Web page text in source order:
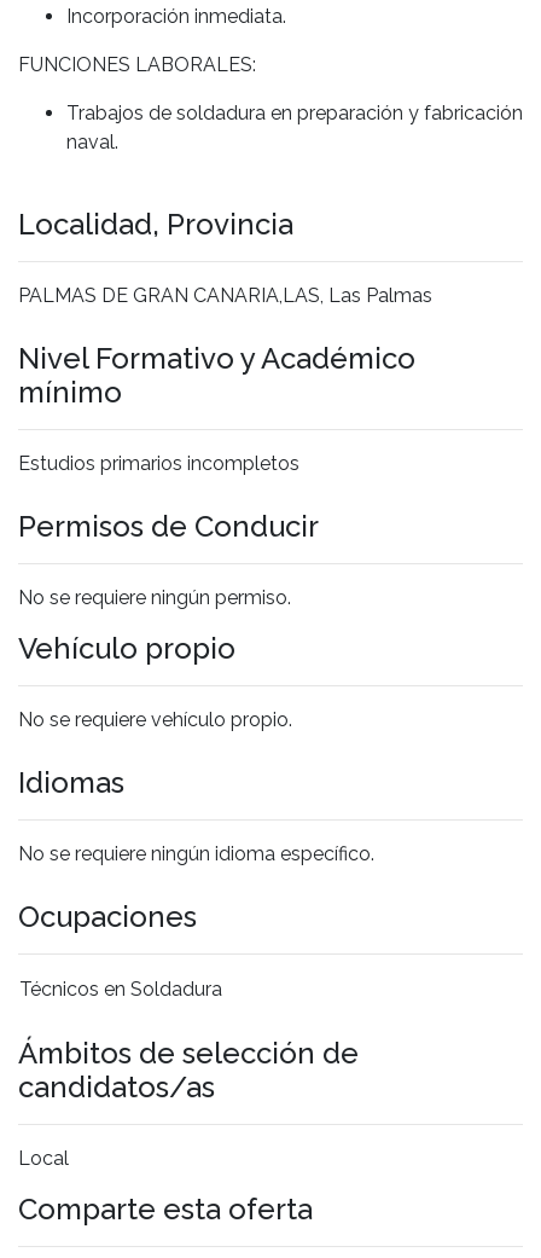
Incorporación inmediata.
FUNCIONES LABORALES:
Trabajos de soldadura en preparación y fabricación
naval.
Localidad, Provincia
PALMAS DE GRAN CANARIA,LAS, Las Palmas
Nivel Formativo y Académico
mínimo
Estudios primarios incompletos
Permisos de Conducir
No se requiere ningún permiso.
Vehículo propio
No se requiere vehículo propio.
Idiomas
No se requiere ningún idioma específico.
Ocupaciones
Técnicos en Soldadura
Ámbitos de selección de
candidatos/as
Local
Comparte esta oferta